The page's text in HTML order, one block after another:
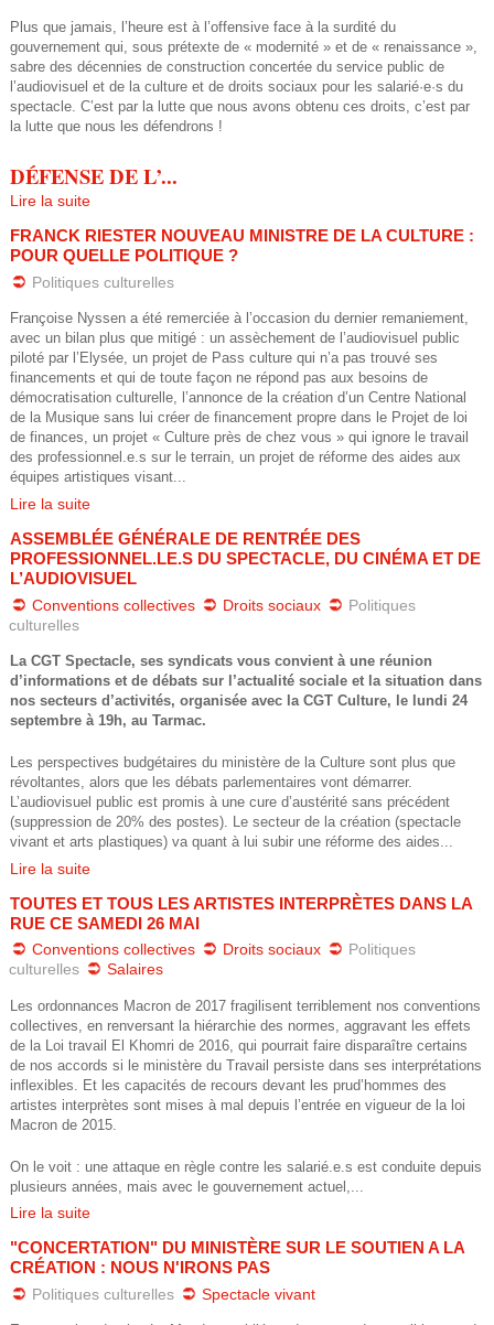
_
2
0
1
9
.
d
f
Plus que jamais, l’heure est à l’offensive face à la surdité du
gouvernement qui, sous prétexte de « modernité » et de « renaissance »,
sabre des décennies de construction concertée du service public de
l’audiovisuel et de la culture et de droits sociaux pour les salarié·e·s du
spectacle. C’est par la lutte que nous avons obtenu ces droits, c’est par
la lutte que nous les défendrons !
DÉFENSE DE L’...
Lire la suite
FRANCK RIESTER NOUVEAU MINISTRE DE LA CULTURE :
POUR QUELLE POLITIQUE ?
Politiques culturelles
Françoise Nyssen a été remerciée à l’occasion du dernier remaniement,
avec un bilan plus que mitigé : un assèchement de l’audiovisuel public
piloté par l’Elysée, un projet de Pass culture qui n’a pas trouvé ses
financements et qui de toute façon ne répond pas aux besoins de
démocratisation culturelle, l’annonce de la création d’un Centre National
de la Musique sans lui créer de financement propre dans le Projet de loi
de finances, un projet « Culture près de chez vous » qui ignore le travail
des professionnel.e.s sur le terrain, un projet de réforme des aides aux
équipes artistiques visant...
Lire la suite
ASSEMBLÉE GÉNÉRALE DE RENTRÉE DES
PROFESSIONNEL.LE.S DU SPECTACLE, DU CINÉMA ET DE
L’AUDIOVISUEL
Conventions collectives Droits sociaux
Politiques
culturelles
La CGT Spectacle, ses syndicats vous convient à une réunion
d’informations et de débats sur l’actualité sociale et la situation dans
nos secteurs d’activités, organisée avec la CGT Culture, le lundi 24
septembre à 19h, au Tarmac.
Les perspectives budgétaires du ministère de la Culture sont plus que
révoltantes, alors que les débats parlementaires vont démarrer.
L’audiovisuel public est promis à une cure d’austérité sans précédent
(suppression de 20% des postes). Le secteur de la création (spectacle
vivant et arts plastiques) va quant à lui subir une réforme des aides...
Lire la suite
TOUTES ET TOUS LES ARTISTES INTERPRÈTES DANS LA
RUE CE SAMEDI 26 MAI
Conventions collectives Droits sociaux
Politiques
culturelles
Salaires
Les ordonnances Macron de 2017 fragilisent terriblement nos conventions
collectives, en renversant la hiérarchie des normes, aggravant les effets
de la Loi travail El Khomri de 2016, qui pourrait faire disparaître certains
de nos accords si le ministère du Travail persiste dans ses interprétations
inflexibles. Et les capacités de recours devant les prud’hommes des
artistes interprètes sont mises à mal depuis l’entrée en vigueur de la loi
Macron de 2015.
On le voit : une attaque en règle contre les salarié.e.s est conduite depuis
plusieurs années, mais avec le gouvernement actuel,...
Lire la suite
"CONCERTATION" DU MINISTÈRE SUR LE SOUTIEN A LA
CRÉATION : NOUS N'IRONS PAS
Politiques culturelles Spectacle vivant